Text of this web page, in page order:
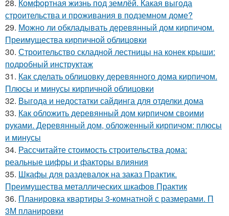
28. Комфортная жизнь под землёй. Какая выгода
строительства и проживания в подземном доме?
29. Можно ли обкладывать деревянный дом кирпичом.
Преимущества кирпичной облицовки
30. Строительство складной лестницы на конек крыши:
подробный инструктаж
31. Как сделать облицовку деревянного дома кирпичом.
Плюсы и минусы кирпичной облицовки
32. Выгода и недостатки сайдинга для отделки дома
33. Как обложить деревянный дом кирпичом своими
руками. Деревянный дом, обложенный кирпичом: плюсы
и минусы
34. Рассчитайте стоимость строительства дома:
реальные цифры и факторы влияния
35. Шкафы для раздевалок на заказ Практик.
Преимущества металлических шкафов Практик
36. Планировка квартиры 3-комнатной с размерами. П
3М планировки